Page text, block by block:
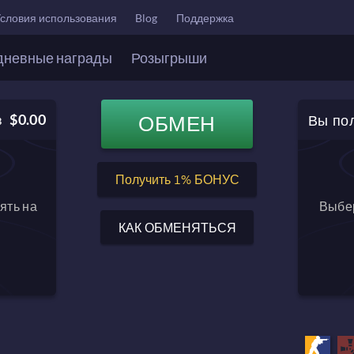
использования Blog Поддержка
награды Розыгрыши
$0.00
на
ОБМЕН
Баланс после обмена
Получить 1% БОНУС
КАК ОБМЕНЯТЬСЯ
Вы